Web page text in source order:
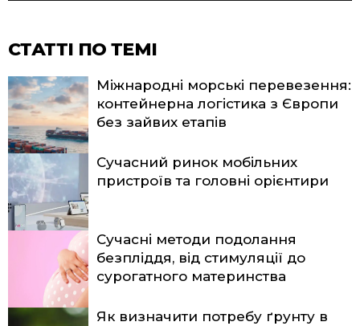
СТАТТІ ПО ТЕМІ
Міжнародні морські перевезення:
контейнерна логістика з Європи
без зайвих етапів
Сучасний ринок мобільних
пристроїв та головні орієнтири
Сучасні методи подолання
безпліддя, від стимуляції до
сурогатного материнства
Як визначити потребу ґрунту в